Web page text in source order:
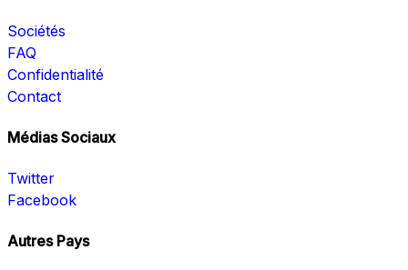
Sociétés
FAQ
Confidentialité
Contact
Médias Sociaux
Twitter
Facebook
Autres Pays